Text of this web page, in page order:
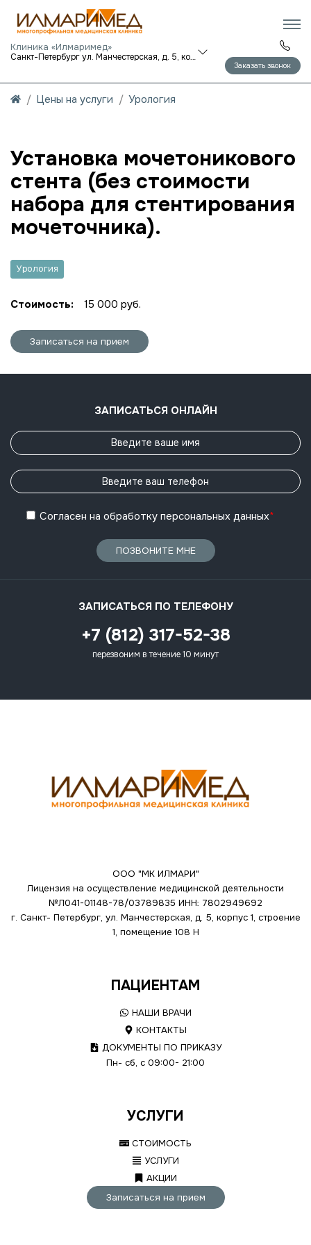
Клиника «Илмаримед»
Санкт-Петербург ул. Манчестерская, д. 5, корп. 1
Заказать звонок
Цены на услуги Урология
Установка мочетоникового
стента (без стоимости
набора для стентирования
мочеточника).
Урология
Стоимость: 15 000 руб.
Записаться на прием
ЗАПИСАТЬСЯ ОНЛАЙН
Согласен на обработку персональных данных*
ПОЗВОНИТЕ МНЕ
ЗАПИСАТЬСЯ ПО ТЕЛЕФОНУ
+7 (812) 317-52-38
перезвоним в течение 10 минут
ООО "МК ИЛМАРИ"
Лицензия на осуществление медицинской деятельности
№Л041-01148-78/03789835 ИНН: 7802949692
г. Санкт- Петербург, ул. Манчестерская, д. 5, корпус 1, строение
1, помещение 108 Н
ПАЦИЕНТАМ
НАШИ ВРАЧИ
КОНТАКТЫ
ДОКУМЕНТЫ ПО ПРИКАЗУ
Пн- сб, с 09:00- 21:00
УСЛУГИ
СТОИМОСТЬ
УСЛУГИ
АКЦИИ
Записаться на прием